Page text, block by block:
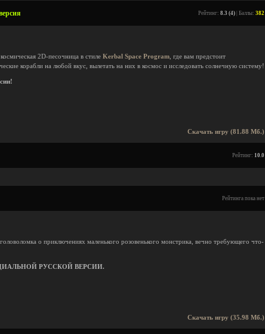
Рейтинг: 8.3 (4) | Баллы: 382
2D-песочница в стиле Kerbal Space Program , где вам предстоит
корабли на любой вкус, вылетать на них в космос и исследовать солнечную систему!
Скачать игру (81.88 Мб.)
Рейтинг: 10.0
Рейтинга пока нет
о приключениях маленького розовенького монстрика, вечно требующего что-
РУССКОЙ ВЕРСИИ.
Скачать игру (35.98 Мб.)